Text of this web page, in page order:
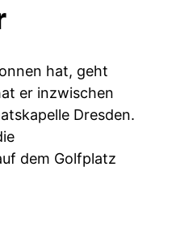
hat, geht
er inzwischen
Dresden.
dem Golfplatz